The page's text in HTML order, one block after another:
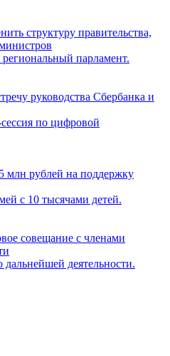
структуру правительства,
парламент.
руководства Сбербанка и
по цифровой
млн рублей на поддержку
с 10 тысячами детей.
совещание с членами
дальнейшей деятельности.